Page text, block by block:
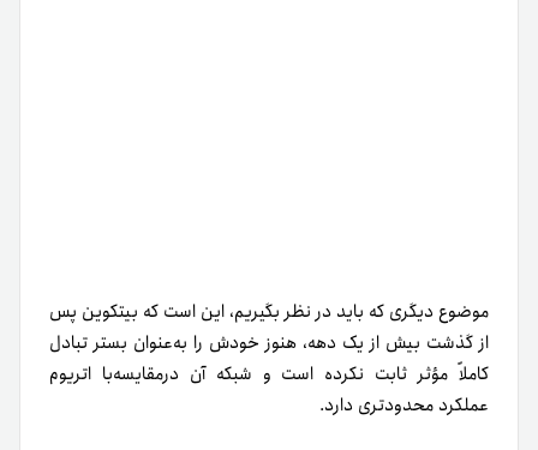
موضوع دیگری که باید در نظر بگیریم، این است که بیتکوین پس
از گذشت بیش از یک دهه، هنوز خودش را به‌عنوان بستر تبادل
کاملاً مؤثر ثابت نکرده است و شبکه آن در‌مقایسه‌با اتریوم
عملکرد محدودتری دارد.